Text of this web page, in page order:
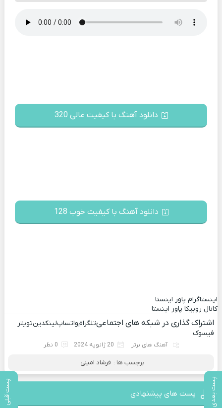
پست بعدی پست قبلی
دانلود آهنگ با کیفیت عالی 320
دانلود آهنگ با کیفیت خوب 128
اینستاگرام پاور اینستا
کانال روبیکا پاور اینستا
اشتراک گذاری در شبکه های اجتماعیتلگرامواتساپلینکدینتویتر
فیسوک
آهنگ های برتر 20 ژانویه 2024 0 نظر
برچسب ها : فرشاد امینی
پست های پیشنهادی